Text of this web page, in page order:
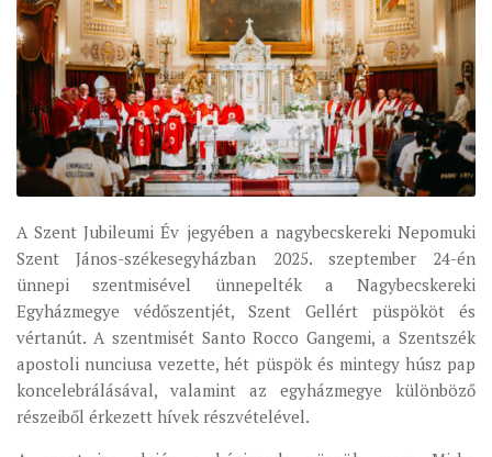
SZERZETESRENDEK
IN MEMORIAM
PLÉBÁNIÁK
ÉSZAKI ESPERESSÉG
KÖZPONTI ESPERESSÉG
DÉLI ESPERESSÉG
ARCHÍVUM
ARCHÍV ÉLETKÉPEK
SZINÓDUS
ORGANIGRAMMA
PÜSPÖKI DEKRÉTUM
ZSINATI IMA
A Szent Jubileumi Év jegyében a nagybecskereki Nepomuki
Szent János-székesegyházban 2025. szeptember 24-én
ünnepi szentmisével ünnepelték a Nagybecskereki
Egyházmegye védőszentjét, Szent Gellért püspököt és
vértanút. A szentmisét Santo Rocco Gangemi, a Szentszék
apostoli nunciusa vezette, hét püspök és mintegy húsz pap
koncelebrálásával, valamint az egyházmegye különböző
részeiből érkezett hívek részvételével.